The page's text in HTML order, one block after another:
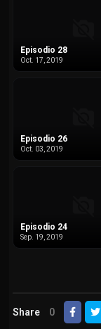
Episodio 28
Oct. 17, 2019
Episodio 26
Oct. 03, 2019
Episodio 24
Sep. 19, 2019
Share 0